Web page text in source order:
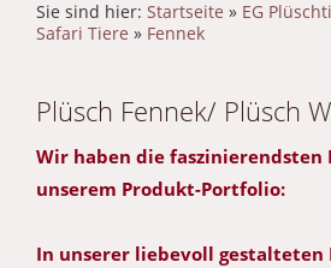
Sie sind hier: Startseite » EG
Safari Tiere » Fennek
Plüsch Fennek/ Plüsch
Wir haben die faszinierendsten
unserem Produkt-Portfolio:
In unserer liebevoll gestalteten